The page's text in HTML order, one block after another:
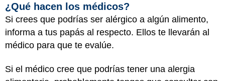
¿Qué hacen los médicos?
Si crees que podrías ser alérgico a algún alimento,
informa a tus papás al respecto. Ellos te llevarán al
médico para que te evalúe.
Si el médico cree que podrías tener una alergia